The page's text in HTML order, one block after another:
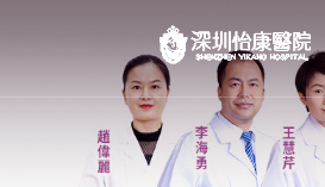
醫院簡介